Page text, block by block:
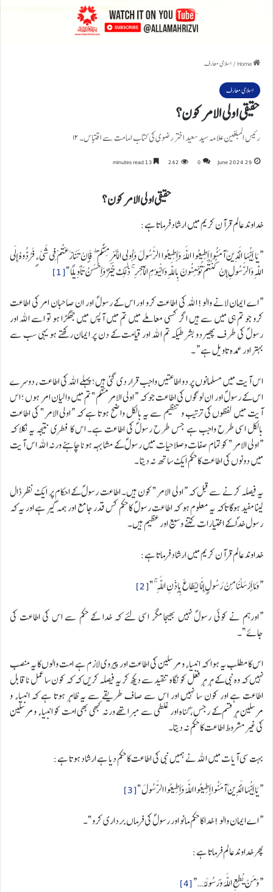
/اسلامی معارف
اسلامی معارف
حقیقی اولی الامر کون؟
رئیس المبلغین علامہ سید سعید اختر رضوی کی کتاب امامت سے اقتباس۔ ۱۲
29 June 2024
0
242
حقیقی اولی الامر کون؟
خداوندعالم قرآن کریم میں ارشاد فرماتا ہے:
“يَا أَيُّهَا الَّذِينَ آمَنُوا أَطِيعُوا اللَّهَ وَأَطِيعُوا الرَّسُولَ وَأُولِي الْأَمْرِ مِنْكُمْ ۖ فَإِنْ تَنَازَعْتُمْ فِي شَيْءٍ فَرُدُّوهُ إِلَى
اللَّهِ وَالرَّسُولِ إِنْ كُنْتُمْ تُؤْمِنُونَ بِاللَّهِ وَالْيَوْمِ الْآخِرِ ۚ ذَٰلِكَ خَيْرٌ وَأَحْسَنُ تَأْوِيلًا”[1]
“اے ایمان لانے والو! اللہ کی اطاعت کرو اور اس کے رسولؐ اور ان صاحبان امر کی اطاعت
کرو جو تم ہی میں سے ہیں اگر کسی معاملے میں تم میں آپس میں جھگڑا ہو تو اسے اللہ اور
رسولؐ کی طرف پھیردو بشرطیکہ تم اللہ اور قیامت کے دن پر ایمان رکھتے ہو یہی سب سے
بہتر اور عمدہ تاویل ہے “۔
اس آیت میں مسلمانوں پر دو اطاعتیں واجب قرار دی گئی ہیں؛ پہلے اللہ کی اطاعت ، دوسرے
اس کے رسولؐ اور ان لوگوں کی اطاعت جو کہ “اولی الامرمنکم” تم میں والیان امر ہوں ؛ اس
آیت میں لفظوں کی ترتیب و تنظیم سے یہ بالکل واضح ہوتا ہے کہ “اولی الامر” کی اطاعت
بالکل اسی طرح واجب ہے جس طرح رسولؐ کی اطاعت ہے۔ اس کا فطری نتیجہ یہ نکلا کہ
“اولی الامر” کو تمام صفات و صلاحیات میں رسولؐ کے مشابہہ ہونا چاہئے ورنہ اللہ اس آیت
میں دونوں کی اطاعت کا حکم ایک ساتھ نہ دیتا ۔
یہ فیصلہ کرنے سے قبل کہ “اولی الامر” کون ہیں۔ اطاعت رسولؐ کے احکام پر ایک نظر ڈال
لینا مفید ہوگا تاکہ یہ معلوم ہو کہ اطاعت رسولؐ کا حکم کس قدر جامع اور ہمہ گیر ہے اور یہ کہ
رسول خداؐ کے اختیارات کتنے وسیع اور عظیم ہیں۔
خداوندعالم قرآن کریم میں ارشاد فرماتا ہے:
“وَمَا أَرْسَلْنَا مِنْ رَسُولٍ إِلَّا لِيُطَاعَ بِإِذْنِ اللَّهِ ۚ”[2]
“اورہم نے کوئی رسولؐ نہیں بھیجا مگر اسی لئے کہ خدا کے حکم سے اس کی اطاعت کی
جائے”۔
اس کا مطلب یہ ہوا کہ انبیاء و مرسلین کی اطاعت اور پیروی لازم ہے امت والوں کا یہ منصب
نہیں کہ وہ نبی کے ہر ہر فعل کو نگاہ تنقید سے دیکھ کر یہ فیصلہ کریں کہ کہ کون سا عمل ناقابل
اطاعت ہے اور کون سا نہیں اور اس سے صاف طریقے سے یہ ظاہر ہوتا ہے کہ انبیاء و
مرسلین ہر قسم کے رجس، گناہ اور غلطی سے مبرا تھے ورنہ کبھی بھی امت کو انبیاء و مرسلین
کی غیر مشروط اطاعت کا حکم نہ دیتا۔
بہت سی آیات میں اللہ نے ہمیں نبی کی اطاعت کا حکم دیا ہے ارشاد ہوتا ہے:
“يَا أَيُّهَا الَّذِينَ آمَنُوا أَطِيعُوا اللَّهَ وَأَطِيعُوا الرَّسُولَ”[3]
“اے ایمان والو ! خدا کا حکم مانو اور رسولؐ کی فرماں برداری کرو”۔
پھر خداوندعالم فرماتا ہے:
“وَمَنْ يُطِعِ اللَّهَ وَرَسُولَهُ… “[4]